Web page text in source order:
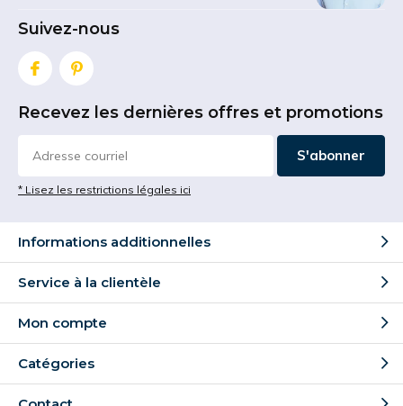
Suivez-nous
Recevez les dernières offres et promotions
S'abonner
* Lisez les restrictions légales ici
Informations additionnelles
Service à la clientèle
Mon compte
Catégories